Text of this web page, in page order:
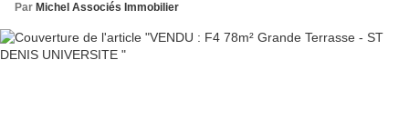
Par Michel Associés Immobilier